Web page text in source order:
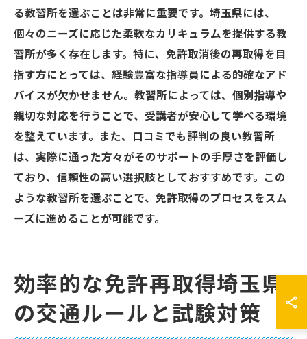
る教習所を選ぶことは非常に重要です。埼玉県には、
個々のニーズに応じた柔軟なカリキュラムを提供する教
習所が多く存在します。特に、免許取消後の再取得を目
指す方にとっては、経験豊富な指導員による的確なアド
バイスが欠かせません。教習所によっては、個別指導や
親切な対応を行うことで、受講者が安心して学べる環境
を整えています。また、口コミでも評判の良い教習所
は、実際に通った方々がそのサポートの手厚さを評価し
ており、信頼性の高い選択肢としておすすめです。この
ような教習所を選ぶことで、免許取得のプロセスをスム
ーズに進めることが可能です。
効率的な免許再取得埼玉県
の交通ルールと試験対策